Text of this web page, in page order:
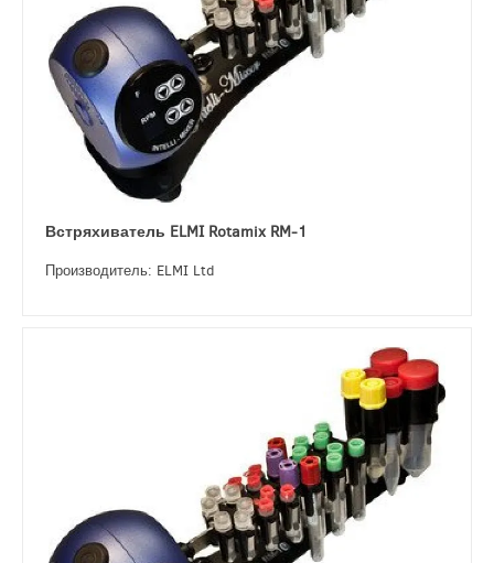
Встряхиватель ELMI Rotamix RM-1
Производитель: ELMI Ltd